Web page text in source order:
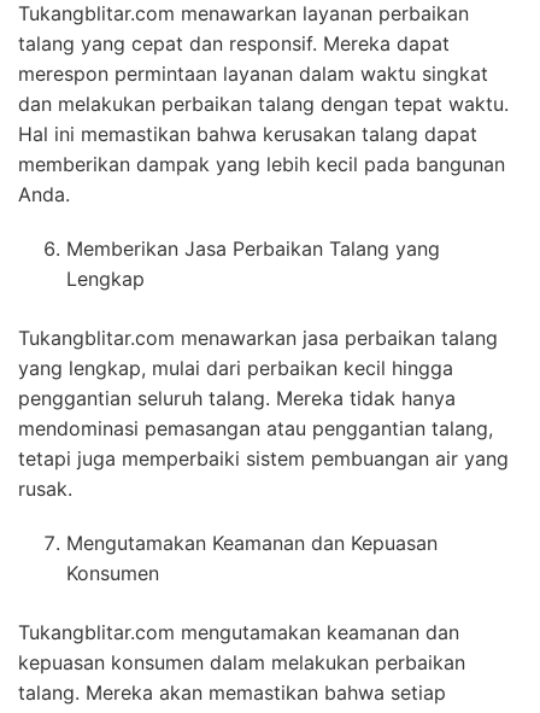
Tukangblitar.com menawarkan layanan perbaikan
talang yang cepat dan responsif. Mereka dapat
merespon permintaan layanan dalam waktu singkat
dan melakukan perbaikan talang dengan tepat waktu.
Hal ini memastikan bahwa kerusakan talang dapat
memberikan dampak yang lebih kecil pada bangunan
Anda.
Memberikan Jasa Perbaikan Talang yang
Lengkap
Tukangblitar.com menawarkan jasa perbaikan talang
yang lengkap, mulai dari perbaikan kecil hingga
penggantian seluruh talang. Mereka tidak hanya
mendominasi pemasangan atau penggantian talang,
tetapi juga memperbaiki sistem pembuangan air yang
rusak.
Mengutamakan Keamanan dan Kepuasan
Konsumen
Tukangblitar.com mengutamakan keamanan dan
kepuasan konsumen dalam melakukan perbaikan
talang. Mereka akan memastikan bahwa setiap